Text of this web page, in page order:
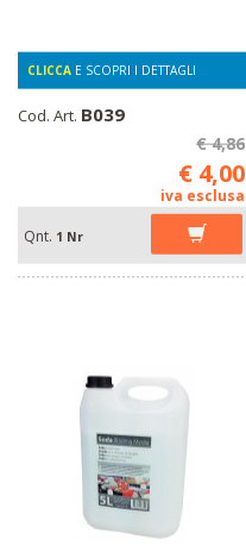
CLICCA E SCOPRI I DETTAGLI
Cod. Art. B039
€ 4,86
€ 4,00
iva esclusa
Qnt. 1 Nr